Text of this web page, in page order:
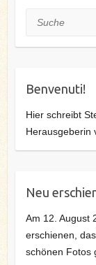
Suche
Benvenuti!
Hier schreibt
Herausgeberin
Neu
Am 12. August
erschienen,
schönen Fotos